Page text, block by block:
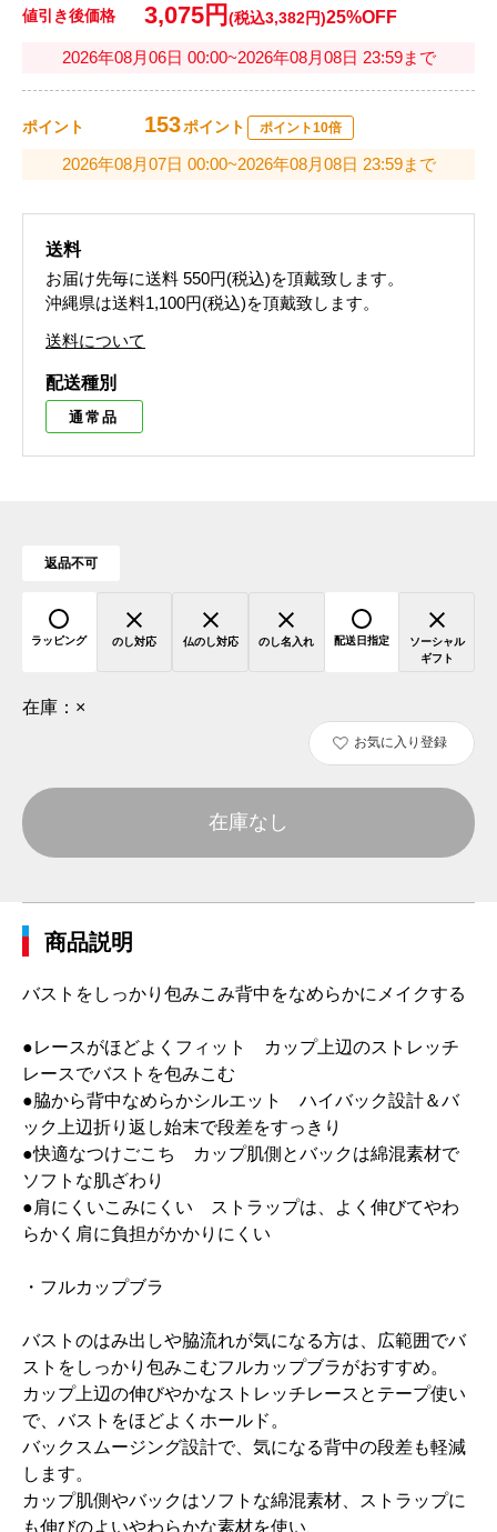
値引き後価格 3,075円 (税込3,382円)25%OFF
2026年08月06日 00:00~2026年08月08日 23:59まで
ポイント 153ポイント ポイント10倍
2026年08月07日 00:00~2026年08月08日 23:59まで
送料
お届け先毎に送料 550円(税込)を頂戴致します。
沖縄県は送料1,100円(税込)を頂戴致します。
送料について
配送種別
通常品
返品不可
ラッピング のし対応 仏のし対応 のし名入れ 配送日指定
ソーシャル
ギフト
在庫： ×
お気に入り登録
在庫なし
商品説明
バストをしっかり包みこみ背中をなめらかにメイクする
●レースがほどよくフィット カップ上辺のストレッチ
レースでバストを包みこむ
●脇から背中なめらかシルエット ハイバック設計＆バ
ック上辺折り返し始末で段差をすっきり
●快適なつけごこち カップ肌側とバックは綿混素材で
ソフトな肌ざわり
●肩にくいこみにくい ストラップは、よく伸びてやわ
らかく肩に負担がかかりにくい
・フルカップブラ
バストのはみ出しや脇流れが気になる方は、広範囲でバ
ストをしっかり包みこむフルカップブラがおすすめ。
カップ上辺の伸びやかなストレッチレースとテープ使い
で、バストをほどよくホールド。
バックスムージング設計で、気になる背中の段差も軽減
します。
カップ肌側やバックはソフトな綿混素材、ストラップに
も伸びのよいやわらかな素材を使い、